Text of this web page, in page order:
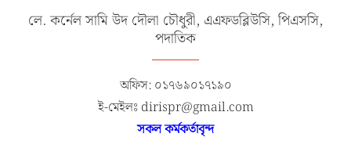
লে. কর্নেল সামি উদ দৌলা চৌধুরী, এএফডব্লিউসি, পিএসসি,
পদাতিক
অফিস: ০১৭৬৯০১৭১৯০
ই-মেইলঃ dirispr@gmail.com
সকল কর্মকর্তাবৃন্দ